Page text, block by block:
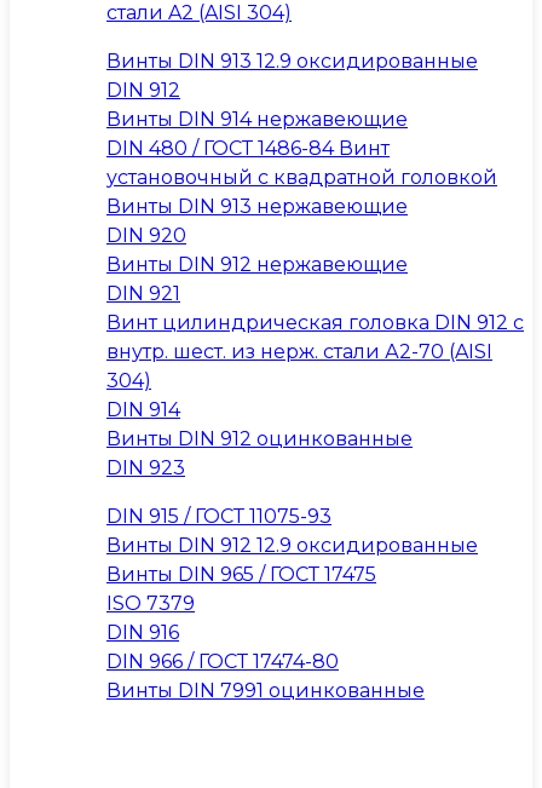
стали A2 (AISI 304)
Винты DIN 913 12.9 оксидированные
DIN 912
Винты DIN 914 нержавеющие
DIN 480 / ГОСТ 1486-84 Винт
установочный с квадратной головкой
Винты DIN 913 нержавеющие
DIN 920
Винты DIN 912 нержавеющие
DIN 921
Винт цилиндрическая головка DIN 912 с
внутр. шест. из нерж. стали А2-70 (AISI
304)
DIN 914
Винты DIN 912 оцинкованные
DIN 923
DIN 915 / ГОСТ 11075-93
Винты DIN 912 12.9 оксидированные
Винты DIN 965 / ГОСТ 17475
ISO 7379
DIN 916
DIN 966 / ГОСТ 17474-80
Винты DIN 7991 оцинкованные